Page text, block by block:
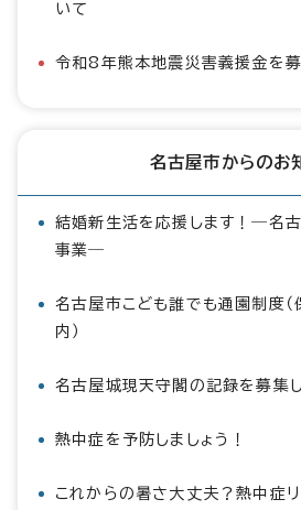
いて
令和8年熊本地震災害義援金を
名古屋市からのお
結婚新生活を応援します！―名
事業―
名古屋市こども誰でも通園制度
内）
名古屋城現天守閣の記録を募集
熱中症を予防しましょう！
これからの暑さ大丈夫？熱中症リ